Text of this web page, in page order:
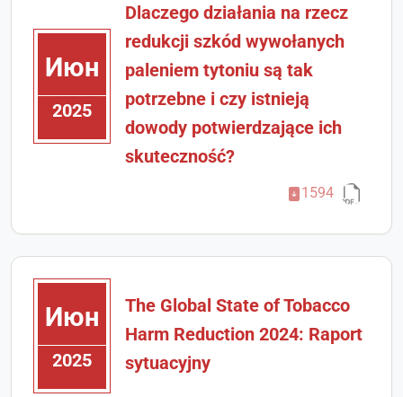
Июн
2025
Dlaczego działania na rzecz
redukcji szkód wywołanych
paleniem tytoniu są tak
potrzebne i czy istnieją
dowody potwierdzające ich
skuteczność?
1594
Июн
2025
The Global State of Tobacco
Harm Reduction 2024: Raport
sytuacyjny